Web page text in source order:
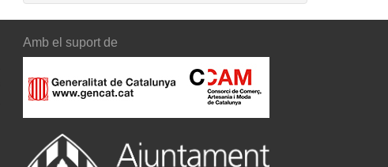
Amb el suport de